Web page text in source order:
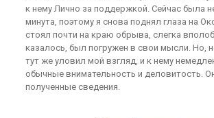
к нему Лично за поддержкой. Сейчас была
минута, поэтому я снова поднял глаза на
стоял почти на краю обрыва, слегка
казалось, был погружен в свои мысли. Но,
тут же уловил мой взгляд, и к нему
обычные внимательность и деловитость.
полученные сведения.